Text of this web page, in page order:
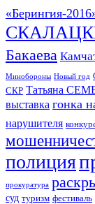
«Берингия-
Бакаева
Минобороны Новый год
СКР Татьяна
выставка гонка
нарушителя
полиция
прокуратура
суд туризм фестиваль